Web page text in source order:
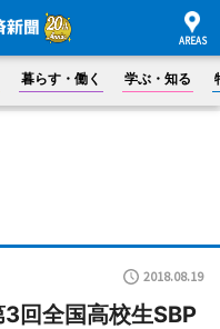
暮らす・働く 学ぶ・知る
2018.08.19
回全国高校生SBP